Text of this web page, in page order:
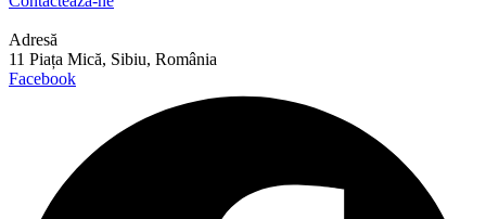
Adresă
11 Piața Mică, Sibiu, România
Facebook